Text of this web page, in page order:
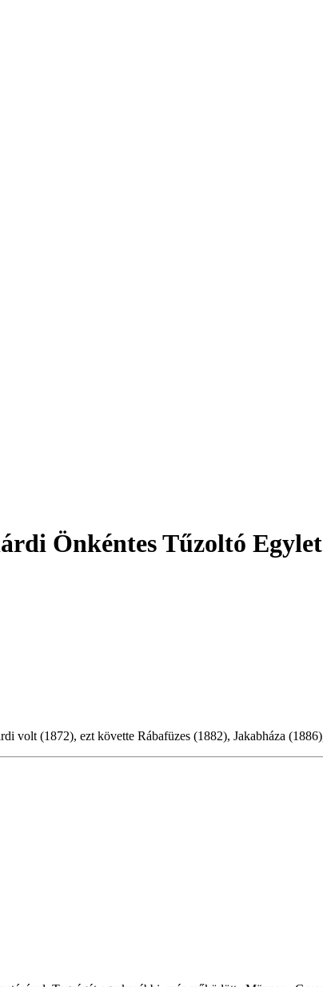
Önkéntes Tűzoltó Egylet
volt (1872), ezt követte Rábafüzes (1882), Jakabháza